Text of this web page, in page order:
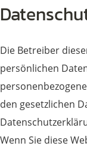
Die Betreiber
persönlichen
den gesetzlichen
Wenn Sie diese